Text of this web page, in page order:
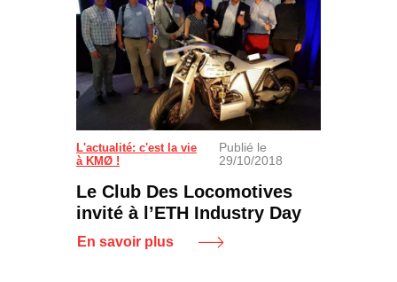
L'actualité: c'est la vie
à KMØ !
Publié le
29/10/2018
Le Club Des Locomotives
invité à l’ETH Industry Day
En savoir plus